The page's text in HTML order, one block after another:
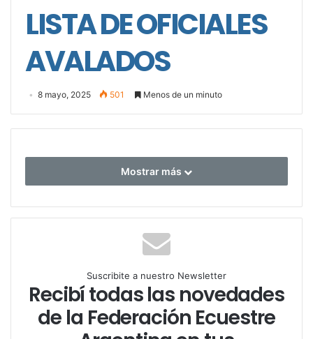
LISTA DE OFICIALES
AVALADOS
8 mayo, 2025 501 Menos de un minuto
Mostrar más
Suscribite a nuestro Newsletter
Recibí todas las novedades
de la Federación Ecuestre